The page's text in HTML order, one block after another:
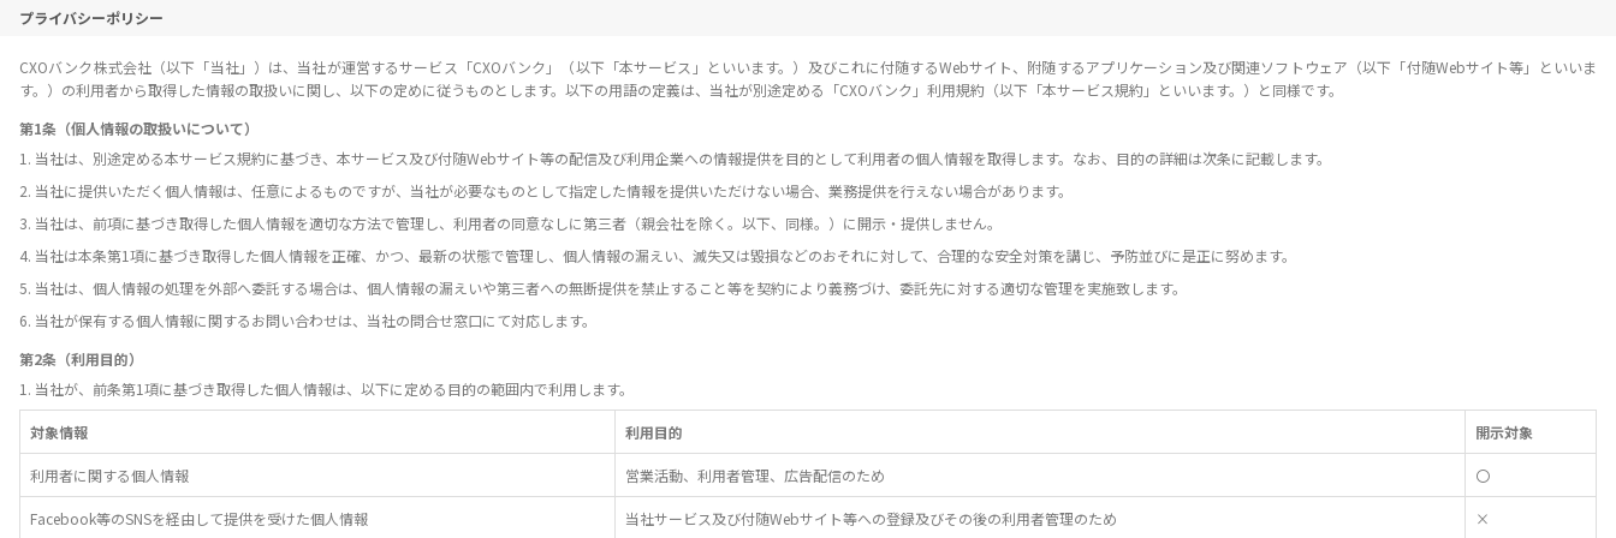
プライバシーポリシー
CXOバンク株式会社（以下「当社」）は、当社が運営するサービス「CXOバンク」（以下「本サービス」といいます。）及びこれに付随するWebサイト、附随するアプリケーション及び関連ソフトウェア（以下「付随Webサイト等」といいま
す。）の利用者から取得した情報の取扱いに関し、以下の定めに従うものとします。以下の用語の定義は、当社が別途定める「CXOバンク」利用規約（以下「本サービス規約」といいます。）と同様です。
第1条（個人情報の取扱いについて）
1. 当社は、別途定める本サービス規約に基づき、本サービス及び付随Webサイト等の配信及び利用企業への情報提供を目的として利用者の個人情報を取得します。なお、目的の詳細は次条に記載します。
2. 当社に提供いただく個人情報は、任意によるものですが、当社が必要なものとして指定した情報を提供いただけない場合、業務提供を行えない場合があります。
3. 当社は、前項に基づき取得した個人情報を適切な方法で管理し、利用者の同意なしに第三者（親会社を除く。以下、同様。）に開示・提供しません。
4. 当社は本条第1項に基づき取得した個人情報を正確、かつ、最新の状態で管理し、個人情報の漏えい、滅失又は毀損などのおそれに対して、合理的な安全対策を講じ、予防並びに是正に努めます。
5. 当社は、個人情報の処理を外部へ委託する場合は、個人情報の漏えいや第三者への無断提供を禁止すること等を契約により義務づけ、委託先に対する適切な管理を実施致します。
6. 当社が保有する個人情報に関するお問い合わせは、当社の問合せ窓口にて対応します。
第2条（利用目的）
1. 当社が、前条第1項に基づき取得した個人情報は、以下に定める目的の範囲内で利用します。
対象情報 利用目的 開示対象
利用者に関する個人情報 営業活動、利用者管理、広告配信のため 〇
Facebook等のSNSを経由して提供を受けた個人情報 当社サービス及び付随Webサイト等への登録及びその後の利用者管理のため ×